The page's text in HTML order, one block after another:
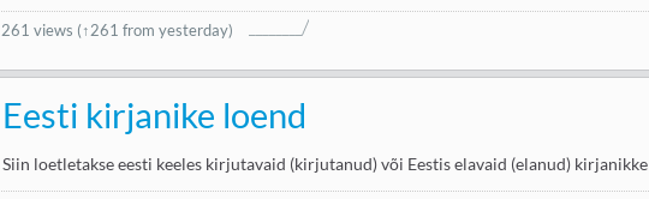
261 views (↑261 from yesterday)
Eesti kirjanike loend
Siin loetletakse eesti keeles kirjutavaid (kirjutanud) või Eestis elavaid (elanud) kirjanikke